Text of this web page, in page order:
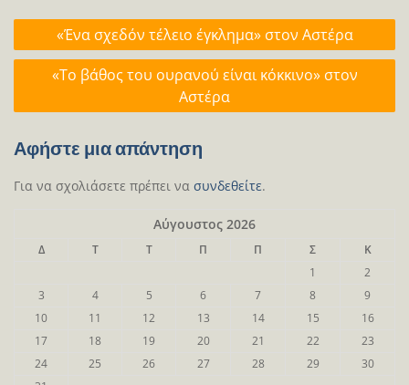
Πλοήγηση
άρθρων
«Ένα σχεδόν τέλειο έγκλημα» στον Αστέρα
«Το βάθος του ουρανού είναι κόκκινο» στον
Αστέρα
Αφήστε μια απάντηση
Για να σχολιάσετε πρέπει να συνδεθείτε.
Αύγουστος 2026
Δ Τ Τ Π Π Σ
Κ
1
2
3
4 5 6 7 8
9
10
11 12 13 14 15
16
17
18 19 20 21 22
23
24
25 26 27 28 29
30